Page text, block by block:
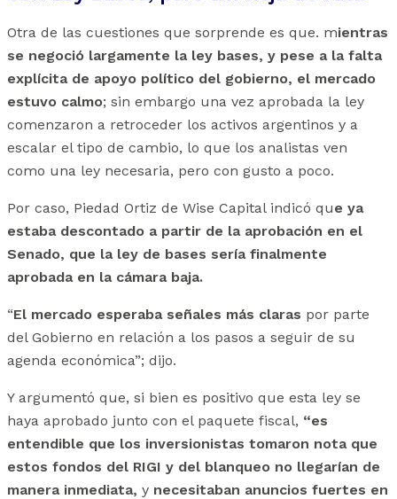
Otra de las cuestiones que sorprende es que. mientras
se negoció largamente la ley bases, y pese a la falta
explícita de apoyo político del gobierno, el mercado
estuvo calmo; sin embargo una vez aprobada la ley
comenzaron a retroceder los activos argentinos y a
escalar el tipo de cambio, lo que los analistas ven
como una ley necesaria, pero con gusto a poco.
Por caso, Piedad Ortiz de Wise Capital indicó que ya
estaba descontado a partir de la aprobación en el
Senado, que la ley de bases sería finalmente
aprobada en la cámara baja.
“El mercado esperaba señales más claras por parte
del Gobierno en relación a los pasos a seguir de su
agenda económica”; dijo.
Y argumentó que, si bien es positivo que esta ley se
haya aprobado junto con el paquete fiscal, “es
entendible que los inversionistas tomaron nota que
estos fondos del RIGI y del blanqueo no llegarían de
manera inmediata, y necesitaban anuncios fuertes en